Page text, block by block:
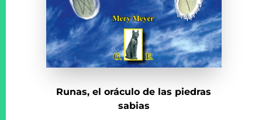
Runas, el oráculo de las piedras
sabias